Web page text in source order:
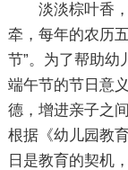
淡淡棕叶香
牵，每年的农历
节”。为了帮助幼
端午节的节日意
德，增进亲子之
根据《幼儿园教
日是教育的契机